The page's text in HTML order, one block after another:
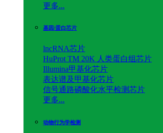
更多...
基因/蛋白芯片
lncRNA芯片
HuProt TM 20K 人类蛋白组芯片
Illumina甲基化芯片
表达谱及甲基化芯片
信号通路磷酸化水平检测芯片
更多...
动物行为学检测